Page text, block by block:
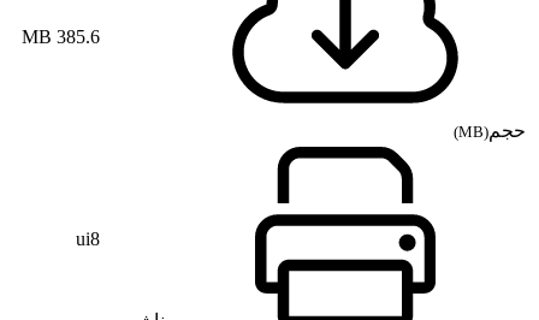
حجم(MB)
385.6 MB
ui8